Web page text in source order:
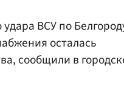
ВСУ по
осталась
сообщили в